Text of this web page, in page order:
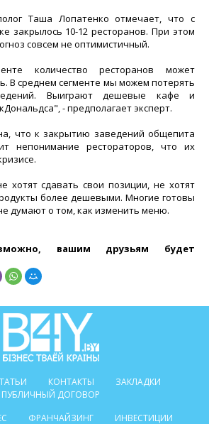
Таша Лопатенко отмечает, что с
закрылось 10-12 ресторанов. При этом
совсем не оптимистичный.
количество ресторанов может
В среднем сегменте мы можем потерять
Выиграют дешевые кафе и
- предполагает эксперт.
что к закрытию заведений общепита
непонимание рестораторов, что их
хотят сдавать свои позиции, не хотят
более дешевыми. Многие готовы
думают о том, как изменить меню.
вашим друзьям будет
КОНТАКТЫ
ЗАКЛАДКИ
ПУБЛИЧНЫЙ ДОГОВОР
ФРАНЧАЙЗИНГ ИНВЕСТИЦИИ